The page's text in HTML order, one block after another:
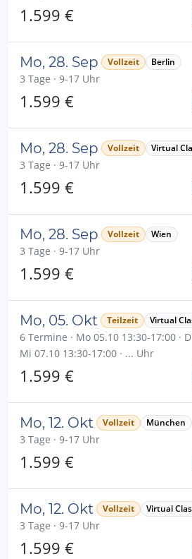
1.599 €
Mo, 28. Sep Vollzeit Berlin
3 Tage · 9-17 Uhr
1.599 €
Mo, 28. Sep Vollzeit Virtual
3 Tage · 9-17 Uhr
1.599 €
Mo, 28. Sep Vollzeit Wien
3 Tage · 9-17 Uhr
1.599 €
Mo, 05. Okt Teilzeit Virtual
6 Termine · Mo 05.10 13:30-17:00 ·
Mi 07.10 13:30-17:00 · ... Uhr
1.599 €
Mo, 12. Okt Vollzeit München
3 Tage · 9-17 Uhr
1.599 €
Mo, 12. Okt Vollzeit Virtual
3 Tage · 9-17 Uhr
1.599 €